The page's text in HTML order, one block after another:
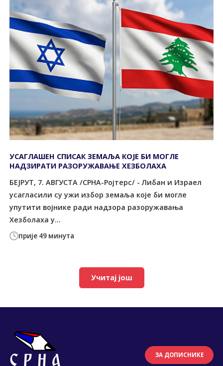
прије 49 минута
УСАГЛАШЕН СПИСАК ЗЕМАЉА КОЈЕ БИ МОГЛЕ
НАДЗИРАТИ РАЗОРУЖАВАЊЕ ХЕЗБОЛАХА
БЕЈРУТ, 7. АВГУСТА /СРНА-Ројтерс/ - Либан и Израел
усагласили су ужи избор земаља које би могле
упутити војнике ради надзора разоружавања
Хезболаха у...
Учитај још
ЗА ДОПИСНИКЕ